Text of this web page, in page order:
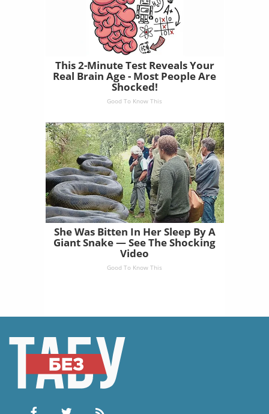
This 2-Minute Test Reveals Your
Real Brain Age - Most People Are
Shocked!
Good To Know This
She Was Bitten In Her Sleep By A
Giant Snake — See The Shocking
Video
Good To Know This